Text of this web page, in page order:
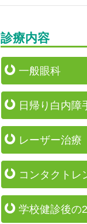
診療内容
一般眼科
日帰り白内障
レーザー治療
コンタクトレ
学校健診後の